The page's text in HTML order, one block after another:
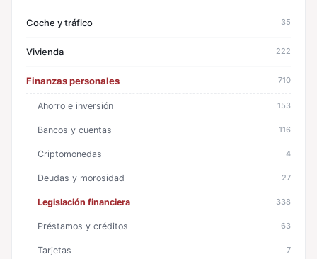
Coche y tráfico 35
Vivienda 222
Finanzas personales 710
Ahorro e inversión 153
Bancos y cuentas 116
Criptomonedas 4
Deudas y morosidad 27
Legislación financiera 338
Préstamos y créditos 63
Tarjetas 7